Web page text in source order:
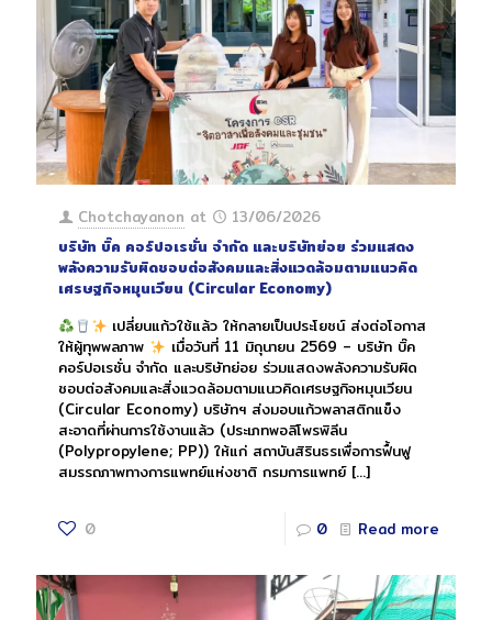
Chotchayanon at
13/06/2026
บริษัท บิ๊ค คอร์ปอเรชั่น จำกัด และบริษัทย่อย ร่วมแสดง
พลังความรับผิดชอบต่อสังคมและสิ่งแวดล้อมตามแนวคิด
เศรษฐกิจหมุนเวียน (Circular Economy)
เปลี่ยนแก้วใช้แล้ว ให้กลายเป็นประโยชน์ ส่งต่อโอกาส
ให้ผู้ทุพพลภาพ
เมื่อวันที่ 11 มิถุนายน 2569 – บริษัท บิ๊ค
คอร์ปอเรชั่น จำกัด และบริษัทย่อย ร่วมแสดงพลังความรับผิด
ชอบต่อสังคมและสิ่งแวดล้อมตามแนวคิดเศรษฐกิจหมุนเวียน
(Circular Economy) บริษัทฯ ส่งมอบแก้วพลาสติกแข็ง
สะอาดที่ผ่านการใช้งานแล้ว (ประเภทพอลิโพรพิลีน
(Polypropylene; PP)) ให้แก่ สถาบันสิรินธรเพื่อการฟื้นฟู
สมรรถภาพทางการแพทย์แห่งชาติ กรมการแพทย์[…]
0 0 Read more